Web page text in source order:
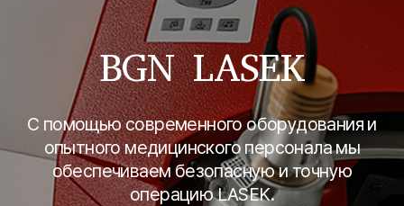
BGN LASEK
С помощью современного оборудования и
опытного медицинского персонала мы
обеспечиваем безопасную и точную
операцию LASEK.